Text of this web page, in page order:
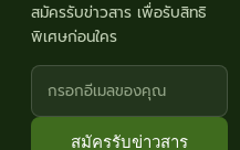
สมัครรับข่าวสาร เพื่อรับสิทธิ
พิเศษก่อนใคร
สมัครรับข่าวสาร